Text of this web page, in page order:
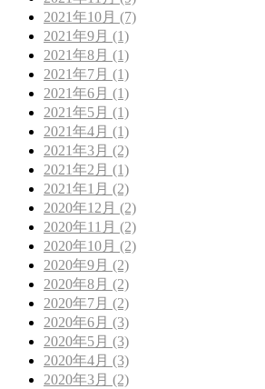
2021年10月 (7)
2021年9月 (1)
2021年8月 (1)
2021年7月 (1)
2021年6月 (1)
2021年5月 (1)
2021年4月 (1)
2021年3月 (2)
2021年2月 (1)
2021年1月 (2)
2020年12月 (2)
2020年11月 (2)
2020年10月 (2)
2020年9月 (2)
2020年8月 (2)
2020年7月 (2)
2020年6月 (3)
2020年5月 (3)
2020年4月 (3)
2020年3月 (2)